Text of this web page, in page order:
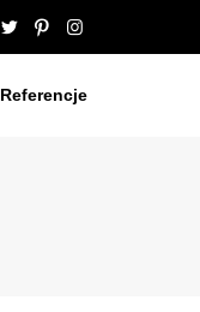
Referencje